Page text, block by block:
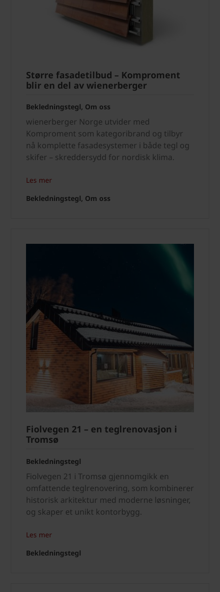
Større fasadetilbud – Komproment
blir en del av wienerberger
Bekledningstegl, Om oss
wienerberger Norge utvider med
Komproment som kategoribrand og tilbyr
nå komplette fasadesystemer i både tegl og
skifer – skreddersydd for nordisk klima.
Les mer
Bekledningstegl, Om oss
Fiolvegen 21 – en teglrenovasjon i
Tromsø
Bekledningstegl
Fiolvegen 21 i Tromsø gjennomgikk en
omfattende teglrenovering, som kombinerer
historisk arkitektur med moderne løsninger,
og skaper et unikt kontorbygg.
Les mer
Bekledningstegl